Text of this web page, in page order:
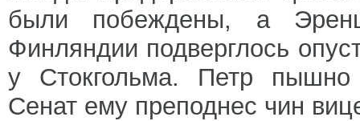
были побеждены, а
Финляндии подверглось
у Стокгольма. Петр пышно
Сенат ему преподнес чин